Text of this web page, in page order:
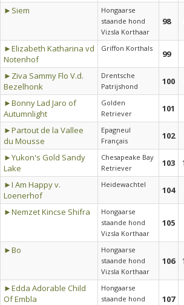
►Siem
Hongaarse
staande hond
Vizsla Korthaar
98
►Elizabeth Katharina vd
Notenhof
Griffon Korthals
99
►Ziva Sammy Flo V.d.
Bezelhonk
Drentsche
Patrijshond
100
►Bonny Lad Jaro of
Autumnlight
Golden
Retriever
101
►Partout de la Vallee
du Mousse
Epagneul
Français
102
►Yukon's Gold Sandy
Lake
Chesapeake Bay
Retriever
103
►I Am Happy v.
Loenerhof
Heidewachtel
104
►Nemzet Kincse Shifra
Hongaarse
staande hond
Vizsla Korthaar
105
►Bo
Hongaarse
staande hond
Vizsla Korthaar
106
►Edda Adorable Child
Of Embla
Hongaarse
staande hond
107